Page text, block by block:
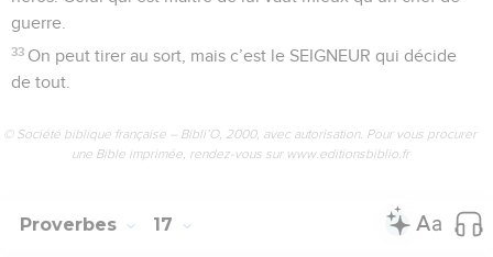
guerre.
33 On peut tirer au sort, mais c’est le SEIGNEUR qui décide
de tout.
© Société biblique française – Bibli’O, 2000, avec autorisation. Pour vous procurer
une Bible imprimée, rendez-vous sur www.editionsbiblio.fr
Proverbes 17